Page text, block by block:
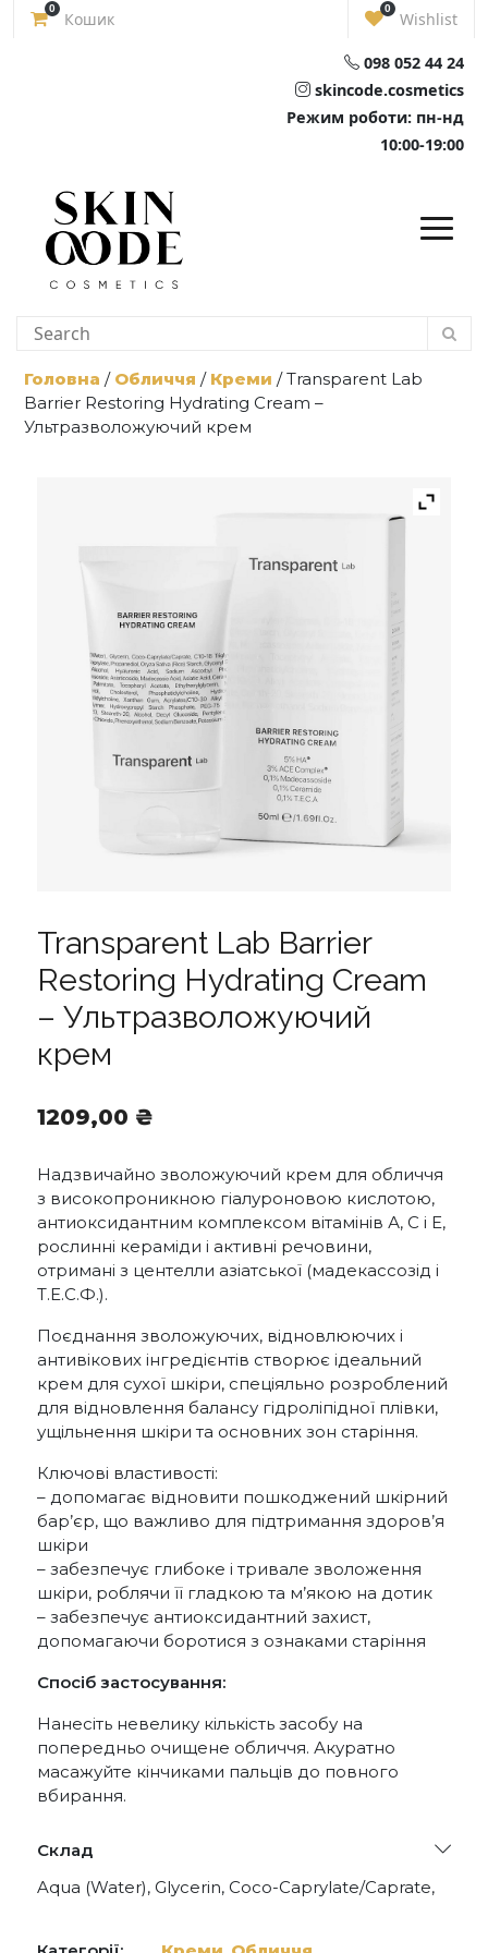
Skip
0
Кошик
0
Wishlist
098 052 44 24
skincode.cosmetics
Режим роботи: пн-нд
10:00-19:00
Головна / Обличчя / Креми / Transparent Lab
Barrier Restoring Hydrating Cream –
Ультразволожуючий крем
Transparent Lab Barrier
Restoring Hydrating Cream
– Ультразволожуючий
крем
1209,00 ₴
Надзвичайно зволожуючий крем для обличчя
з високопроникною гіалуроновою кислотою,
антиоксидантним комплексом вітамінів А, С і Е,
рослинні кераміди і активні речовини,
отримані з центелли азіатської (мадекассозід і
Т.Е.С.Ф.).
Поєднання зволожуючих, відновлюючих і
антивікових інгредієнтів створює ідеальний
крем для сухої шкіри, спеціяльно розроблений
для відновлення балансу гідроліпідної плівки,
ущільнення шкіри та основних зон старіння.
Ключові властивості:
– допомагає відновити пошкоджений шкірний
бар’єр, що важливо для підтримання здоров’я
шкіри
– забезпечує глибоке і тривале зволоження
шкіри, роблячи її гладкою та м’якою на дотик
– забезпечує антиоксидантний захист,
допомагаючи боротися з ознаками старіння
Спосіб застосування:
Нанесіть невелику кількість засобу на
попередньо очищене обличчя. Акуратно
масажуйте кінчиками пальців до повного
вбирання.
Склад
Aqua (Water), Glycerin, Coco-Caprylate/Caprate,
Alcohol, Hyaluronic Acid, Sodium Ascorbyl